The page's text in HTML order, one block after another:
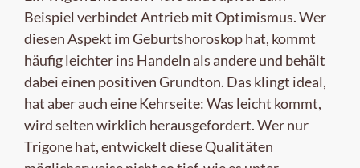
Beispiel verbindet Antrieb mit Optimismus. Wer
diesen Aspekt im Geburtshoroskop hat, kommt
häufig leichter ins Handeln als andere und behält
dabei einen positiven Grundton. Das klingt ideal,
hat aber auch eine Kehrseite: Was leicht kommt,
wird selten wirklich herausgefordert. Wer nur
Trigone hat, entwickelt diese Qualitäten